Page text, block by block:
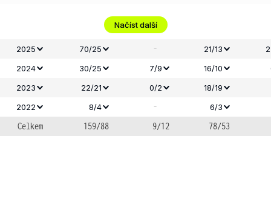
Načíst další
2025 70/25 - 21/13
2024
30/25 7/9 16/10
2023
22/21 0/2
18/19
2022
8/4 - 6/3
Celkem 159/88 9/12 78/53